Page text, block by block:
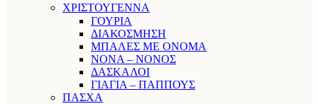
ΧΡΙΣΤΟΥΓΕΝΝΑ
ΓΟΥΡΙΑ
ΔΙΑΚΟΣΜΗΣΗ
ΜΠΑΛΕΣ ΜΕ ΟΝΟΜΑ
ΝΟΝΑ – ΝΟΝΟΣ
ΔΑΣΚΑΛΟΙ
ΓΙΑΓΙΑ – ΠΑΠΠΟΥΣ
ΠΑΣΧΑ